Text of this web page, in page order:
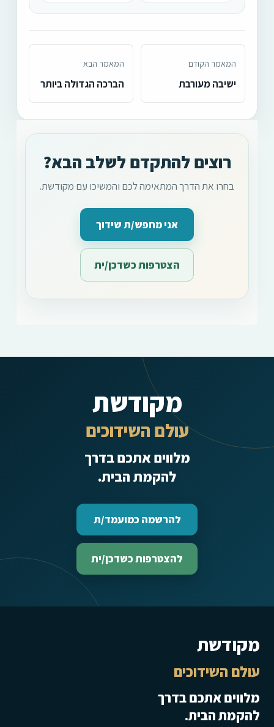
המאמר הקודם
ישיבה מעורבת
המאמר הבא
הברכה הגדולה ביותר
רוצים להתקדם לשלב הבא?
בחרו את הדרך המתאימה לכם והמשיכו עם מקודשת.
אני מחפש/ת שידוך
הצטרפות כשדכן/ית
מקודשת
עולם השידוכים
מלווים אתכם בדרך
להקמת הבית.
להרשמה כמועמד/ת
להצטרפות כשדכן/ית
מקודשת
עולם השידוכים
מלווים אתכם בדרך
להקמת הבית.